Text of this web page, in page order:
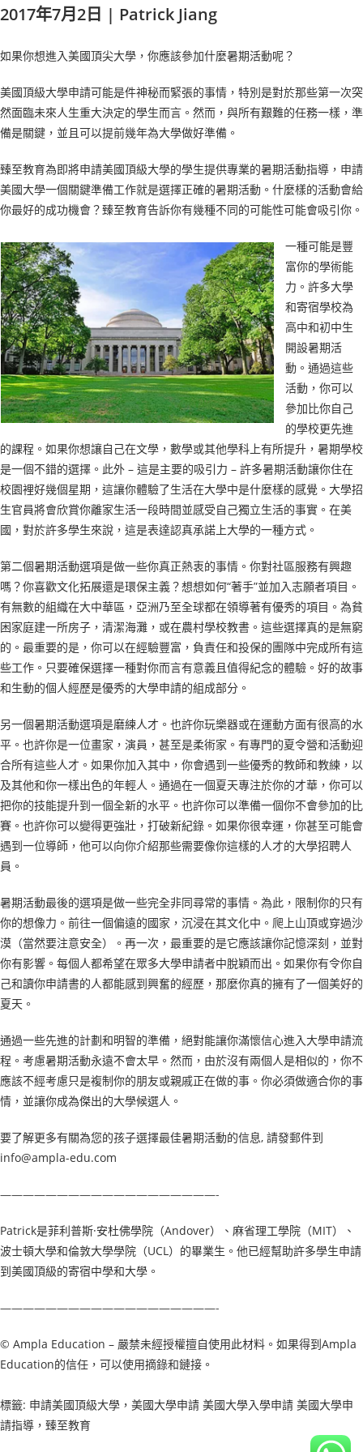
2017年7月2日 | Patrick Jiang
如果你想進入美國頂尖大學，你應該參加什麼暑期活動呢？
美國頂級大學申請可能是件神秘而緊張的事情，特別是對於那些第一次突
然面臨未來人生重大決定的學生而言。然而，與所有艱難的任務一樣，準
備是關鍵，並且可以提前幾年為大學做好準備。
臻至教育為即將申請美國頂級大學的學生提供專業的暑期活動指導，申請
美國大學一個關鍵準備工作就是選擇正確的暑期活動。什麼樣的活動會給
你最好的成功機會？臻至教育告訴你有幾種不同的可能性可能會吸引你。
一種可能是豐
富你的學術能
力。許多大學
和寄宿學校為
高中和初中生
開設暑期活
動。通過這些
活動，你可以
參加比你自己
的學校更先進
的課程。如果你想讓自己在文學，數學或其他學科上有所提升，暑期學校
是一個不錯的選擇。此外 – 這是主要的吸引力 – 許多暑期活動讓你住在
校園裡好幾個星期，這讓你體驗了生活在大學中是什麼樣的感覺。大學招
生官員將會欣賞你離家生活一段時間並感受自己獨立生活的事實。在美
國，對於許多學生來說，這是表達認真承諾上大學的一種方式。
第二個暑期活動選項是做一些你真正熱衷的事情。你對社區服務有興趣
嗎？你喜歡文化拓展還是環保主義？想想如何“著手”並加入志願者項目。
有無數的組織在大中華區，亞洲乃至全球都在領導著有優秀的項目。為貧
困家庭建一所房子，清潔海灘，或在農村學校教書。這些選擇真的是無窮
的。最重要的是，你可以在經驗豐富，負責任和投保的團隊中完成所有這
些工作。只要確保選擇一種對你而言有意義且值得紀念的體驗。好的故事
和生動的個人經歷是優秀的大學申請的組成部分。
另一個暑期活動選項是磨練人才。也許你玩樂器或在運動方面有很高的水
平。也許你是一位畫家，演員，甚至是柔術家。有專門的夏令營和活動迎
合所有這些人才。如果你加入其中，你會遇到一些優秀的教師和教練，以
及其他和你一樣出色的年輕人。通過在一個夏天專注於你的才華，你可以
把你的技能提升到一個全新的水平。也許你可以準備一個你不會參加的比
賽。也許你可以變得更強壯，打破新紀錄。如果你很幸運，你甚至可能會
遇到一位導師，他可以向你介紹那些需要像你這樣的人才的大學招聘人
員。
暑期活動最後的選項是做一些完全非同尋常的事情。為此，限制你的只有
你的想像力。前往一個偏遠的國家，沉浸在其文化中。爬上山頂或穿過沙
漠（當然要注意安全）。再一次，最重要的是它應該讓你記憶深刻，並對
你有影響。每個人都希望在眾多大學申請者中脫穎而出。如果你有令你自
己和讀你申請書的人都能感到興奮的經歷，那麼你真的擁有了一個美好的
夏天。
通過一些先進的計劃和明智的準備，絕對能讓你滿懷信心進入大學申請流
程。考慮暑期活動永遠不會太早。然而，由於沒有兩個人是相似的，你不
應該不經考慮只是複制你的朋友或親戚正在做的事。你必須做適合你的事
情，並讓你成為傑出的大學候選人。
要了解更多有關為您的孩子選擇最佳暑期活動的信息, 請發郵件到
info@ampla-edu.com
———————————————————-
Patrick是菲利普斯·安杜佛學院（Andover）、麻省理工學院（MIT）、
波士頓大學和倫敦大學學院（UCL）的畢業生。他已經幫助許多學生申請
到美國頂級的寄宿中學和大學。
———————————————————-
© Ampla Education – 嚴禁未經授權擅自使用此材料。如果得到Ampla
Education的信任，可以使用摘錄和鏈接。
標籤: 申請美國頂級大學，美國大學申請 美國大學入學申請 美國大學申
請指導，臻至教育